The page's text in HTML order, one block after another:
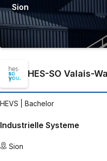
Sion
HES-SO Valais-
HEVS | Bachelor
Industrielle Systeme
Sion